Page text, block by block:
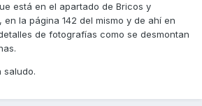
está en el apartado de Bricos y
la página 142 del mismo y de ahí en
de fotografías como se desmontan
saludo.